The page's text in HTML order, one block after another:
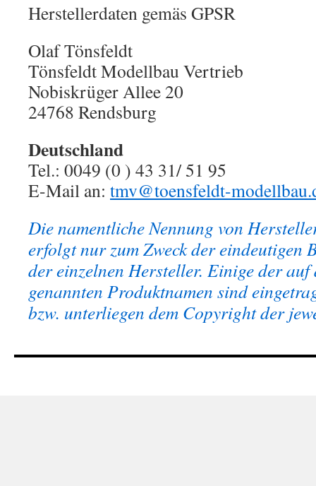
Herstellerdaten gemäs GPSR
Olaf Tönsfeldt
Tönsfeldt Modellbau Vertrieb
Nobiskrüger Allee 20
24768 Rendsburg
Deutschland
Tel.: 0049 (0 ) 43 31/ 51 95
E-Mail an: tmv@toensfeldt-
Die namentliche Nennung von
erfolgt nur zum Zweck der eindeutigen
der einzelnen Hersteller. Einige der
genannten Produktnamen sind
bzw. unterliegen dem Copyright der